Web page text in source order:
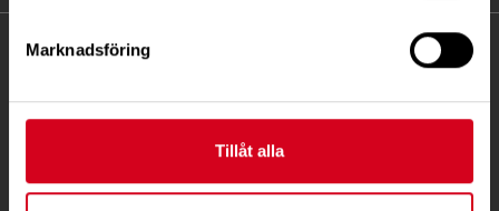
Marknadsföring
Tillåt alla
KONTAKT
Besöksadress:
Ågatan 12 C, 172 62 Sundbyberg